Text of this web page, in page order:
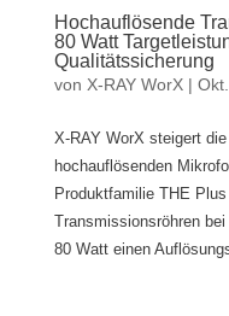
Hochauflösende
80 Watt
Qualitätssicherung
von X-RAY WorX|
X-RAY WorX steigert
hochauflösenden
Produktfamilie THE
Transmissionsröhren
80 Watt einen